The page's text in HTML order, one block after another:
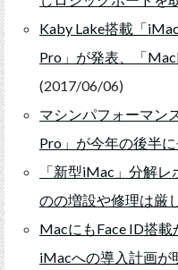
Kaby Lake搭載「
Pro」が発表、「
(2017/06/06)
マシンパフォーマン
Pro」が今年の後半
「新型iMac」分解
のの増設や修理は厳
MacにもFace ID搭
iMacへの導入計画が